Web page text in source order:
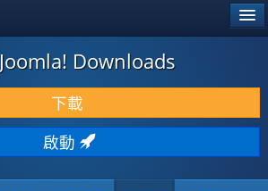
Joomla! Downloads
下載
啟動